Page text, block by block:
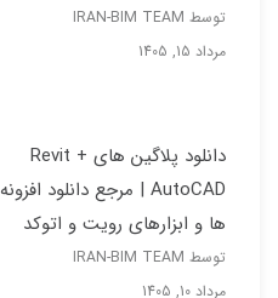
توسط IRAN-BIM TEAM
مرداد 15, 1405
دانلود پلاگین های Revit +
AutoCAD | مرجع دانلود افزونه
ها و ابزارهای رویت و اتوکد
توسط IRAN-BIM TEAM
مرداد 10, 1405